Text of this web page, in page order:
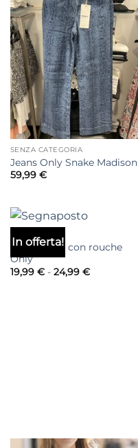
SENZA CATEGORIA
Jeans Only Snake Madison
59,99 €
In offerta!
T-SHIRT & TOP
Monospalla con rouche
Only
19,99 € - 24,99 €Fascia